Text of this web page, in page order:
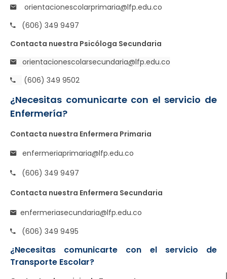
orientacionescolarprimaria@lfp.edu.co
(606) 349 9497
Contacta nuestra Psicóloga Secundaria
orientacionescolarsecundaria@lfp.edu.co
(606) 349 9502
¿Necesitas comunicarte con el servicio de
Enfermería?
Contacta nuestra Enfermera Primaria
enfermeriaprimaria@lfp.edu.co
(606) 349 9497
Contacta nuestra Enfermera Secundaria
enfermeriasecundaria@lfp.edu.co
(606) 349 9495
¿Necesitas comunicarte con el servicio de
Transporte Escolar?